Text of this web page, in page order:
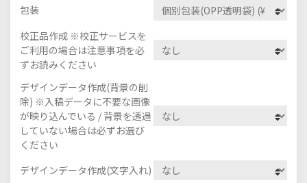
包装
校正品作成 ※校正サービスを
ご利用の場合は注意事項を必
ずお読みください
デザインデータ作成(背景の削
除) ※入稿データに不要な画像
が映り込んでいる / 背景を透過
していない場合は必ずお選び
ください
デザインデータ作成(文字入れ)